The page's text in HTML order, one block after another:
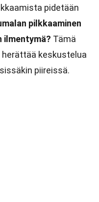
pidetään
pilkkaaminen
ilmentymä? Tämä
keskustelua
piireissä.